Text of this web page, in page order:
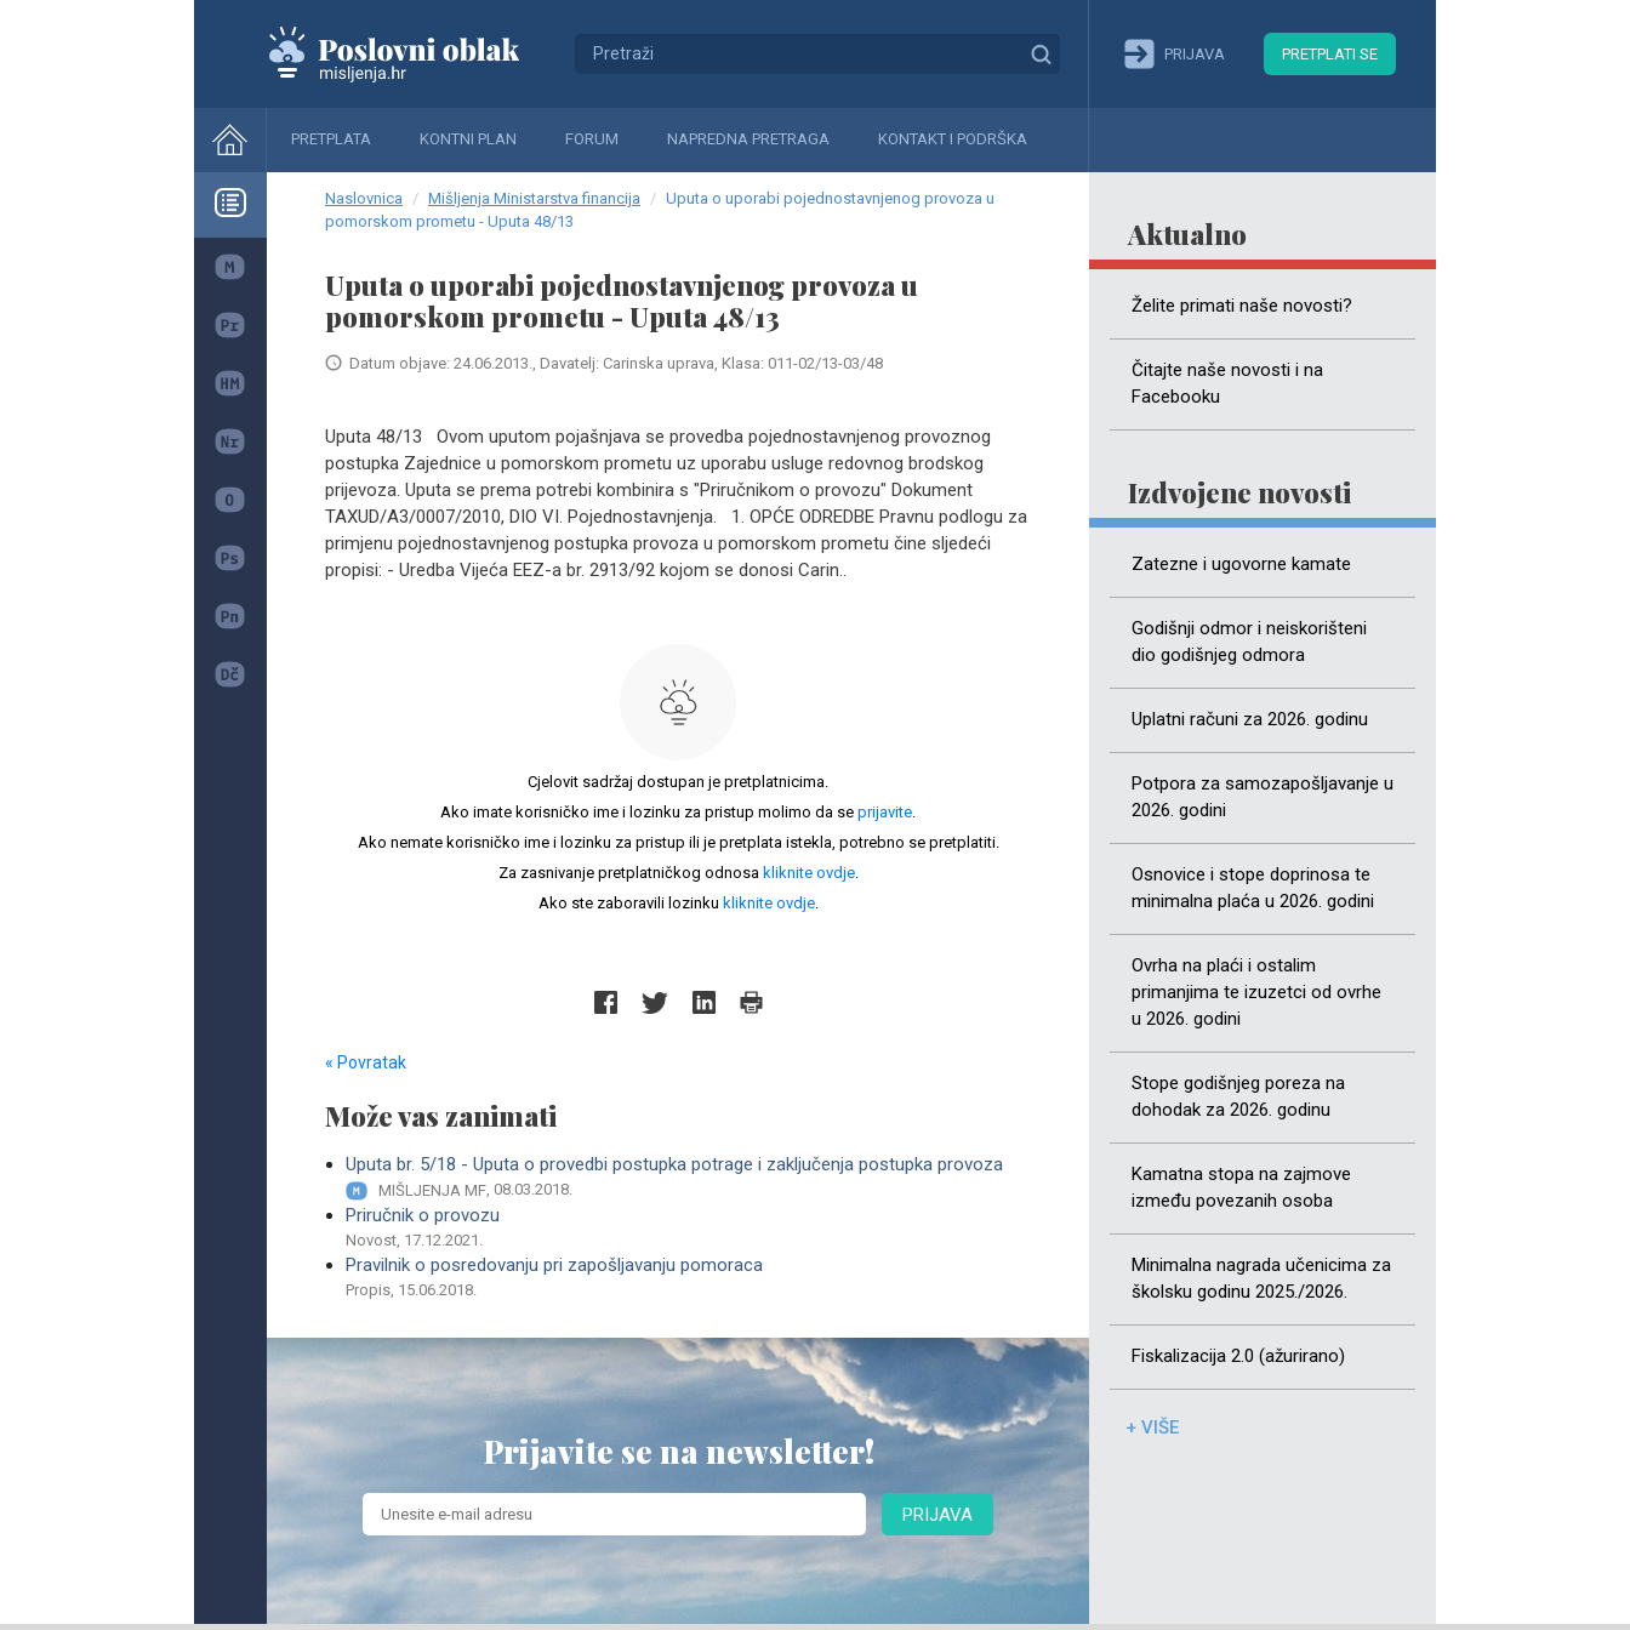
PRIJAVA PRETPLATI SE
PRETPLATA KONTNI PLAN FORUM NAPREDNA PRETRAGA KONTAKT I PODRŠKA
Aktualno
Želite primati naše novosti?
Čitajte naše novosti i na
Facebooku
Izdvojene novosti
Zatezne i ugovorne kamate
Godišnji odmor i neiskorišteni
dio godišnjeg odmora
Uplatni računi za 2026. godinu
Potpora za samozapošljavanje u
2026. godini
Osnovice i stope doprinosa te
minimalna plaća u 2026. godini
Ovrha na plaći i ostalim
primanjima te izuzetci od ovrhe
u 2026. godini
Stope godišnjeg poreza na
dohodak za 2026. godinu
Kamatna stopa na zajmove
između povezanih osoba
Minimalna nagrada učenicima za
školsku godinu 2025./2026.
Fiskalizacija 2.0 (ažurirano)
+ VIŠE
Naslovnica Mišljenja Ministarstva financija
Uputa o uporabi pojednostavnjenog provoza u
pomorskom prometu - Uputa 48/13
Uputa o uporabi pojednostavnjenog provoza u
pomorskom prometu - Uputa 48/13
Datum objave: 24.06.2013., Davatelj: Carinska uprava, Klasa: 011-02/13-03/48
Uputa 48/13 Ovom uputom pojašnjava se provedba pojednostavnjenog provoznog
postupka Zajednice u pomorskom prometu uz uporabu usluge redovnog brodskog
prijevoza. Uputa se prema potrebi kombinira s "Priručnikom o provozu" Dokument
TAXUD/A3/0007/2010, DIO VI. Pojednostavnjenja. 1. OPĆE ODREDBE Pravnu podlogu za
primjenu pojednostavnjenog postupka provoza u pomorskom prometu čine sljedeći
propisi: - Uredba Vijeća EEZ-a br. 2913/92 kojom se donosi Carin..
Cjelovit sadržaj dostupan je pretplatnicima.
Ako imate korisničko ime i lozinku za pristup molimo da se prijavite.
Ako nemate korisničko ime i lozinku za pristup ili je pretplata istekla, potrebno se pretplatiti.
Za zasnivanje pretplatničkog odnosa kliknite ovdje.
Ako ste zaboravili lozinku kliknite ovdje.
« Povratak
Može vas zanimati
Uputa br. 5/18 - Uputa o provedbi postupka potrage i zaključenja postupka provoza
MIŠLJENJA MF, 08.03.2018.
Priručnik o provozu
Novost, 17.12.2021.
Pravilnik o posredovanju pri zapošljavanju pomoraca
Propis, 15.06.2018.
Prijavite se na newsletter!
PRIJAVA